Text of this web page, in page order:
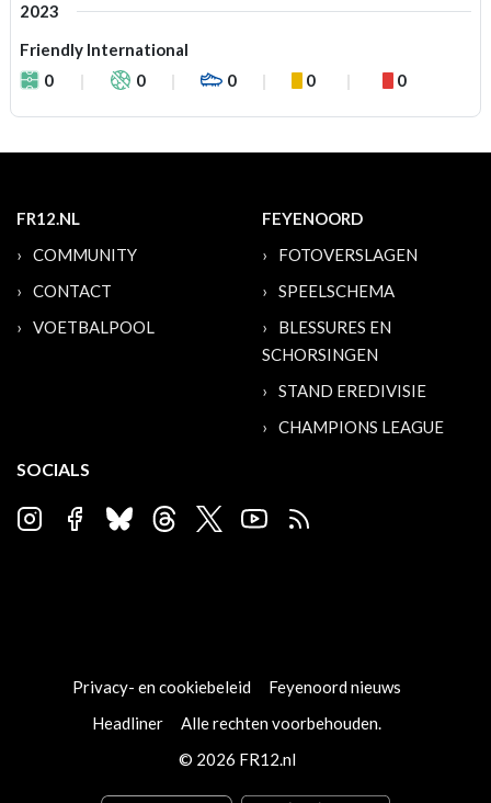
2023
Friendly International
0
0 0 0 0
FR12.NL
COMMUNITY
CONTACT
VOETBALPOOL
FEYENOORD
FOTOVERSLAGEN
SPEELSCHEMA
BLESSURES EN
SCHORSINGEN
STAND EREDIVISIE
CHAMPIONS LEAGUE
SOCIALS
Privacy- en cookiebeleid
Feyenoord nieuws
Headliner
Alle rechten voorbehouden.
© 2026 FR12.nl